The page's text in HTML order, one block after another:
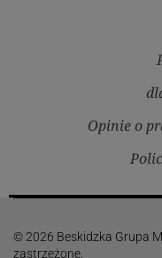
Opinie o
© 2026 Beskidzka Grupa
zastrzeżone.